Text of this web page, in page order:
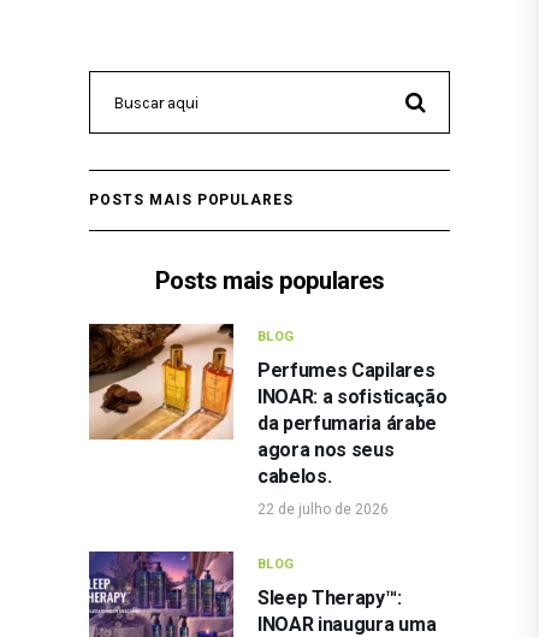
POSTS MAIS POPULARES
Posts mais populares
BLOG
Perfumes Capilares
INOAR: a sofisticação
da perfumaria árabe
agora nos seus
cabelos.
22 de julho de 2026
BLOG
Sleep Therapy™:
INOAR inaugura uma